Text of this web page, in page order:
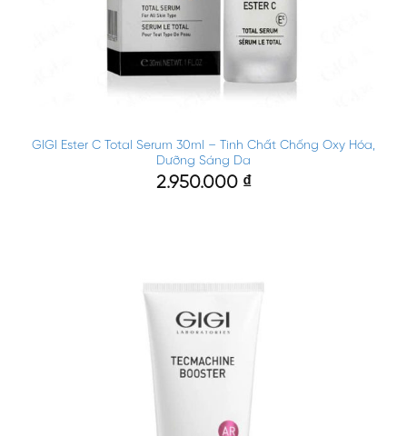
GIGI Ester C Total Serum 30ml – Tinh Chất Chống Oxy Hóa,
Dưỡng Sáng Da
2.950.000 ₫